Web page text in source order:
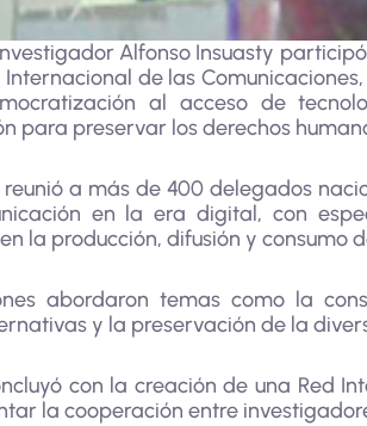
Alfonso Insuasty
de las
al acceso de
para preservar los derechos
reunió a más de 400 delegados
en la era digital, con
la producción, difusión y consumo
abordaron temas como la
y la preservación de la
con la creación de una Red
la cooperación entre